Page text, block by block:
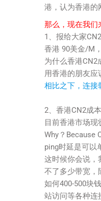
港，认为香港的
那么，现在我们
1、报给大家
香港 90美金/M
为什么香港CN2
用香港的朋友应
相比之下，连接
2、香港CN2成
目前香港市场
Why？Because
ping时延是可以
这时候你会说，
不了多少带宽，
如何400-500块
站访问等各种连